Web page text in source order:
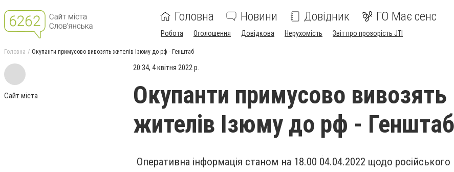
Головна Новини Довідник ГО Має сенс
Робота Оголошення Довідкова Нерухомість Звіт про прозорість JTI
Головна Окупанти примусово вивозять жителів Ізюму до рф - Генштаб
Сайт міста
20:34, 4 квітня 2022 р.
Окупанти примусово вивозять
жителів Ізюму до рф - Генштаб
Оперативна інформація станом на 18.00 04.04.2022 щодо російського